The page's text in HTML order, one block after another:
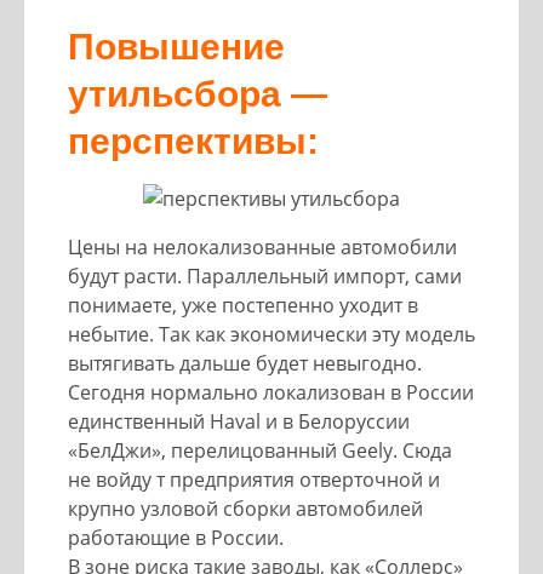
Повышение
утильсбора —
перспективы:
Цены на нелокализованные автомобили
будут расти. Параллельный импорт, сами
понимаете, уже постепенно уходит в
небытие. Так как экономически эту модель
вытягивать дальше будет невыгодно.
Сегодня нормально локализован в России
единственный Haval и в Белоруссии
«БелДжи», перелицованный Geely. Сюда
не войду т предприятия отверточной и
крупно узловой сборки автомобилей
работающие в России.
В зоне риска такие заводы, как «Соллерс»